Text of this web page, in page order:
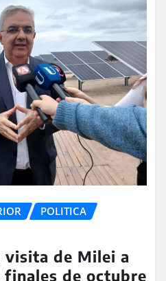
POLITICA
visita de Milei a
finales de octubre